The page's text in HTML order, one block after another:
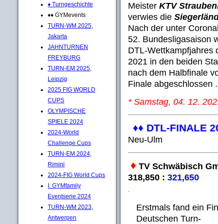
♦ Turngeschichte
♦♦ GYMevents
TURN-WM 2025,
Jakarta
JAHNTURNEN
FREYBURG
TURN-EM 2025,
Leipzig
2025 FIG WORLD
CUPS
OLYMPISCHE
SPIELE 2024
2024-World
Challenge Cups
TURN-EM 2024,
Rimini
2024-FIG World Cups
I. GYMfamily
Eventserie 2024
TURN-WM 2023,
Antwerpen
Meister KTV
verwies die
Nach der unter
52. Bundesligasaison
DTL-Wettkampfjahres
2021 in den beiden
nach dem Halbfinale
Finale abgeschlossen
* Samstag, 04. 12.
♦♦ DTL-FINALE
Neu-Ulm
♦ TV Schwäbisch
318,850 : 321,650
Erstmals fand ein
Deutschen Turn-